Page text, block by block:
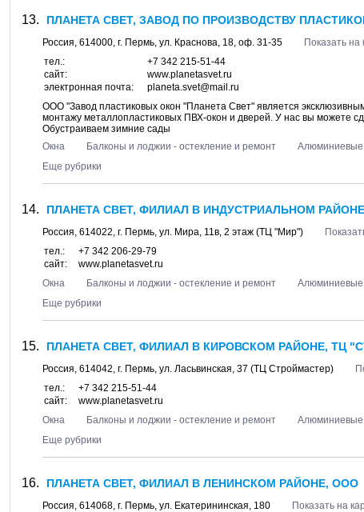
ПЛАНЕТА СВЕТ, ЗАВОД ПО ПРОИЗВОДСТВУ
Россия, 614000, г. Пермь, ул. Краснова, 18, оф. 31-35
Показать на
тел.:
+7 342 215-51-44
сайт:
www.planetasvet.ru
электронная почта:
planeta.svet@mail.ru
ООО "Завод пластиковых окон "Планета Свет" является
монтажу металлопластиковых ПВХ-окон и дверей. У нас вы можете
Обустраиваем зимние сады
Окна
Балконы и лоджии - остекление и ремонт
Алюминиевые
Еще рубрики
ПЛАНЕТА СВЕТ, ФИЛИАЛ В ИНДУСТРИАЛЬНОМ
Россия, 614022, г. Пермь, ул. Мира, 11в, 2 этаж (ТЦ "Мир")
тел.:
+7 342 206-29-79
сайт:
www.planetasvet.ru
Окна
Балконы и лоджии - остекление и ремонт
Алюминиевые
Еще рубрики
ПЛАНЕТА СВЕТ, ФИЛИАЛ В КИРОВСКОМ РАЙОНЕ, ТЦ
Россия, 614042, г. Пермь, ул. Ласьвинская, 37 (ТЦ Строймастер)
тел.:
+7 342 215-51-44
сайт:
www.planetasvet.ru
Окна
Балконы и лоджии - остекление и ремонт
Алюминиевые
Еще рубрики
ПЛАНЕТА СВЕТ, ФИЛИАЛ В ЛЕНИНСКОМ РАЙОНЕ, ООО
Россия, 614068, г. Пермь, ул. Екатерининская, 180
Показать на